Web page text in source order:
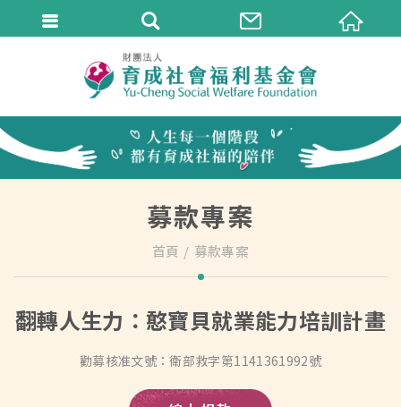
募款專案
首頁 募款專案
翻轉人生力：憨寶貝就業能力培訓計畫
勸募核准文號：衛部救字第1141361992號